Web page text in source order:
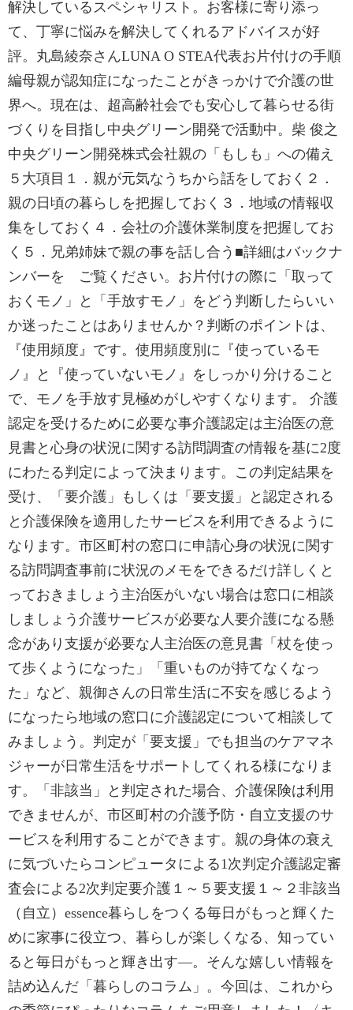
解決しているスペシャリスト。お客様に寄り添っ
て、丁寧に悩みを解決してくれるアドバイスが好
評。丸島綾奈さんLUNA O STEA代表お片付けの手順
編母親が認知症になったことがきっかけで介護の世
界へ。現在は、超高齢社会でも安心して暮らせる街
づくりを目指し中央グリーン開発で活動中。柴 俊之
中央グリーン開発株式会社親の「もしも」への備え
５大項目１．親が元気なうちから話をしておく２．
親の日頃の暮らしを把握しておく３．地域の情報収
集をしておく４．会社の介護休業制度を把握してお
く５．兄弟姉妹で親の事を話し合う■詳細はバックナ
ンバーを ご覧ください。お片付けの際に「取って
おくモノ」と「手放すモノ」をどう判断したらいい
か迷ったことはありませんか？判断のポイントは、
『使用頻度』です。使用頻度別に『使っているモ
ノ』と『使っていないモノ』をしっかり分けること
で、モノを手放す見極めがしやすくなります。 介護
認定を受けるために必要な事介護認定は主治医の意
見書と心身の状況に関する訪問調査の情報を基に2度
にわたる判定によって決まります。この判定結果を
受け、「要介護」もしくは「要支援」と認定される
と介護保険を適用したサービスを利用できるように
なります。市区町村の窓口に申請心身の状況に関す
る訪問調査事前に状況のメモをできるだけ詳しくと
っておきましょう主治医がいない場合は窓口に相談
しましょう介護サービスが必要な人要介護になる懸
念があり支援が必要な人主治医の意見書「杖を使っ
て歩くようになった」「重いものが持てなくなっ
た」など、親御さんの日常生活に不安を感じるよう
になったら地域の窓口に介護認定について相談して
みましょう。判定が「要支援」でも担当のケアマネ
ジャーが日常生活をサポートしてくれる様になりま
す。「非該当」と判定された場合、介護保険は利用
できませんが、市区町村の介護予防・自立支援のサ
ービスを利用することができます。親の身体の衰え
に気づいたらコンピュータによる1次判定介護認定審
査会による2次判定要介護１～５要支援１～２非該当
（自立）essence暮らしをつくる毎日がもっと輝くた
めに家事に役立つ、暮らしが楽しくなる、知ってい
ると毎日がもっと輝き出す―。そんな嬉しい情報を
詰め込んだ「暮らしのコラム」。今回は、これから